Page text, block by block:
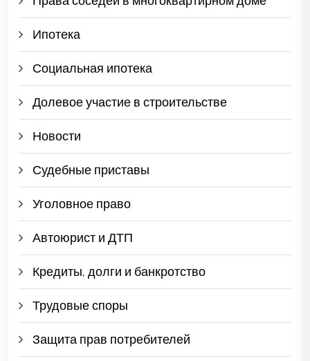
Ипотека
Социальная ипотека
Долевое участие в строительстве
Новости
Судебные приставы
Уголовное право
Автоюрист и ДТП
Кредиты, долги и банкротство
Трудовые споры
Защита прав потребителей